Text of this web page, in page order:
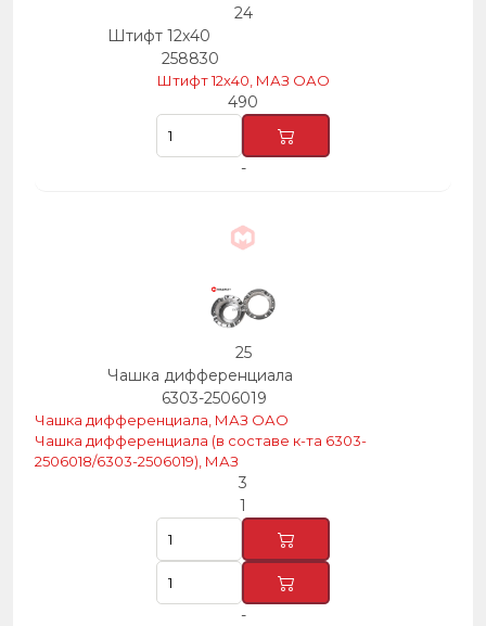
24
Штифт 12х40
258830
Штифт 12х40, МАЗ ОАО
490
-
25
Чашка дифференциала
6303-2506019
Чашка дифференциала, МАЗ ОАО
Чашка дифференциала (в составе к-та 6303-
2506018/6303-2506019), МАЗ
3
1
-